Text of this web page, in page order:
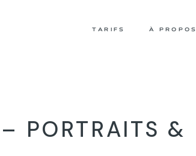
TARIFS À PROPOS
PORTRAITS &